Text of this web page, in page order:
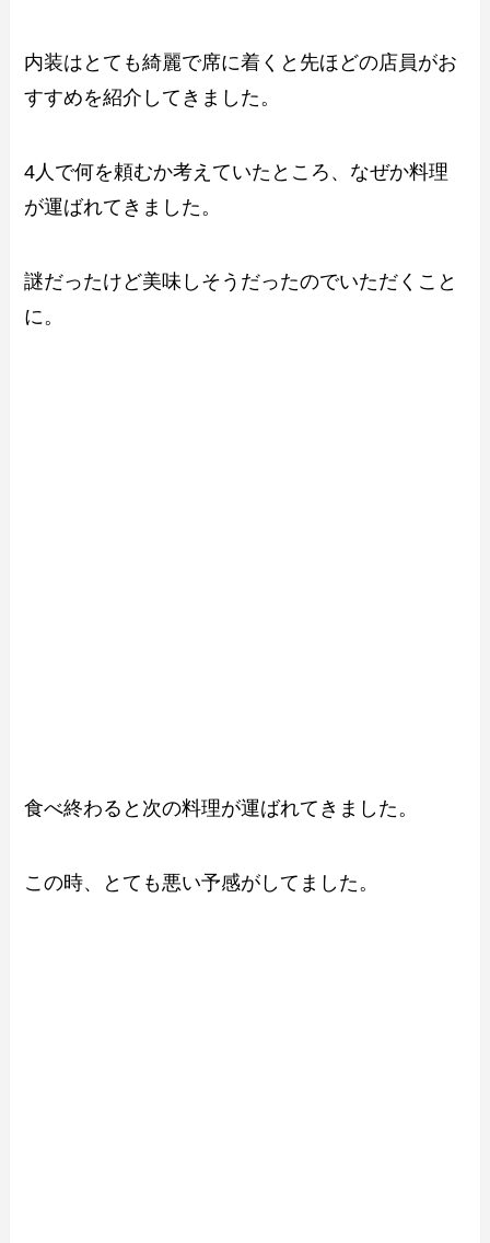
内装はとても綺麗で席に着くと先ほどの店員がお
すすめを紹介してきました。
4人で何を頼むか考えていたところ、なぜか料理
が運ばれてきました。
謎だったけど美味しそうだったのでいただくこと
に。
食べ終わると次の料理が運ばれてきました。
この時、とても悪い予感がしてました。